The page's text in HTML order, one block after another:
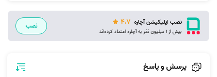
اگرچه رفو و مرمت فرش کار پیچیده‌ای به نظر می‌رسد؛ اما ثبت سفارش برای
دریافت سرویس رفوگری فرش اصفهان بسیار آسان و رایگان است. شما
می‌توانید برای ثبت درخواست یکی از 3 راه ارتباطی ما را در متن زیر انتخاب
1. ثبت سفارش از طریق وب‌سایت آچاره: برای ثبت درخواست در وب‌سایت ما
نصب اپلیکیشن آچاره 4.7
بیش از 1 میلیون نفر به آچاره اعتماد کرده‌اند
نصب
پرسش و پاسخ